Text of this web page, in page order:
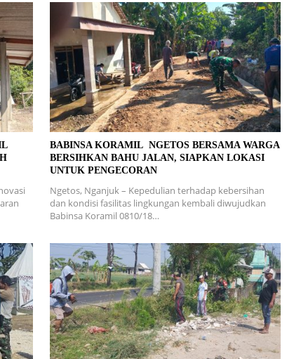
BABINSA KORAMIL NGETOS BERSAMA WARGA
BERSIHKAN BAHU JALAN, SIAPKAN LOKASI
UNTUK PENGECORAN
Ngetos, Nganjuk – Kepedulian terhadap kebersihan
dan kondisi fasilitas lingkungan kembali diwujudkan
Babinsa Koramil 0810/18…